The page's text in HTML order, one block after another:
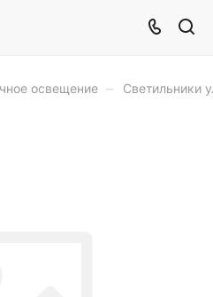
освещение – Светильники